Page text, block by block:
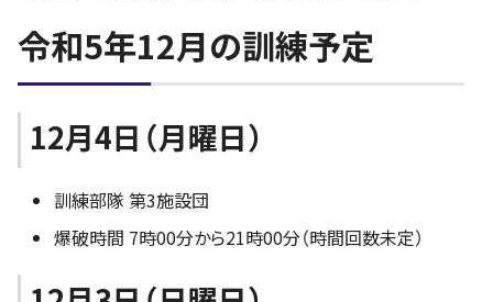
令和5年12月の訓練予定
12月4日（月曜日）
訓練部隊 第3施設団
爆破時間 7時00分から21時00分（時間回数未定）